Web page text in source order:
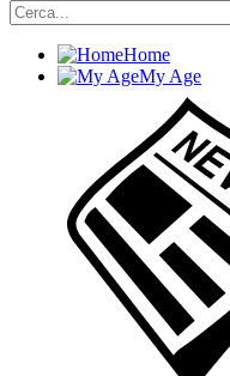
Home
My Age